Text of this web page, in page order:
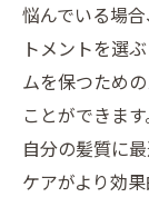
特別
美容
髪の健康
レンド
健康
悩んでいる場
トメントを選
ムを保つため
ことができま
自分の髪質に
ケアがより効果